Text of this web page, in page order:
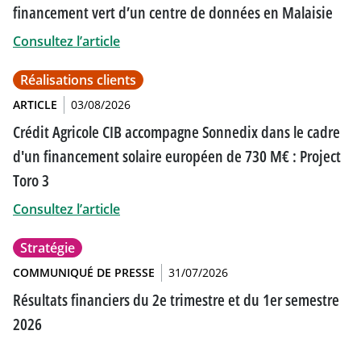
financement vert d’un centre de données en Malaisie
Consultez l’article
Réalisations clients
ARTICLE 03/08/2026
Crédit Agricole CIB accompagne Sonnedix dans le cadre
d'un financement solaire européen de 730 M€ : Project
Toro 3
Consultez l’article
Stratégie
COMMUNIQUÉ DE PRESSE 31/07/2026
Résultats financiers du 2e trimestre et du 1er semestre
2026